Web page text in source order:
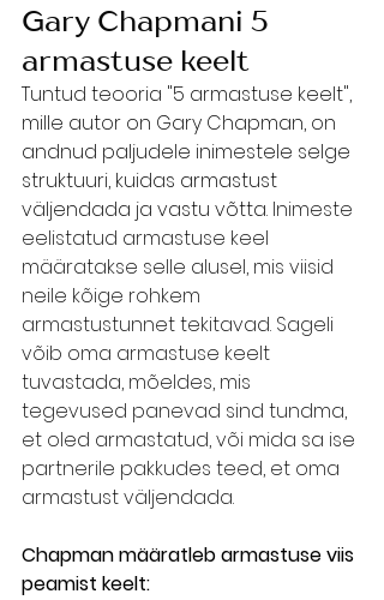
Gary Chapmani 5
armastuse keelt
Tuntud teooria "5 armastuse keelt",
mille autor on Gary Chapman, on
andnud paljudele inimestele selge
struktuuri, kuidas armastust
väljendada ja vastu võtta. Inimeste
eelistatud armastuse keel
määratakse selle alusel, mis viisid
neile kõige rohkem
armastustunnet tekitavad. Sageli
võib oma armastuse keelt
tuvastada, mõeldes, mis
tegevused panevad sind tundma,
et oled armastatud, või mida sa ise
partnerile pakkudes teed, et oma
armastust väljendada.
Chapman määratleb armastuse viis
peamist keelt: